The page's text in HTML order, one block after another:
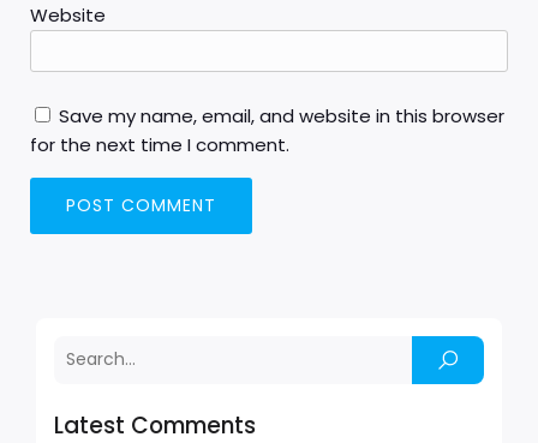
Latest Comments
Website
Save my name, email, and website in this browser
for the next time I comment.